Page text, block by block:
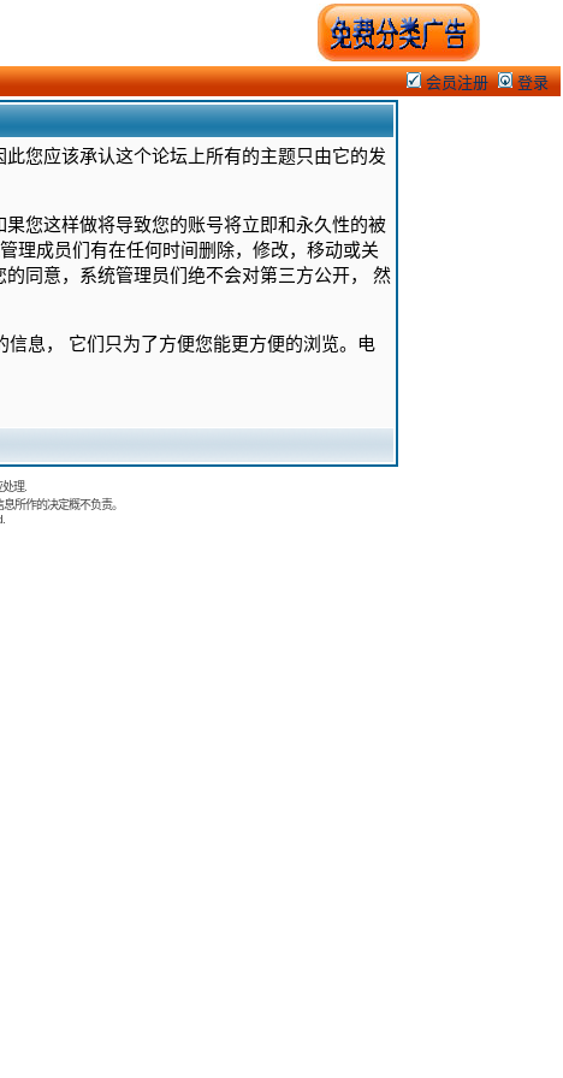
会员注册 登录
您应该承认这个论坛上所有的主题只由它的发
您这样做将导致您的账号将立即和永久性的被
理成员们有在任何时间删除，修改，移动或关
同意，系统管理员们绝不会对第三方公开， 然
息， 它们只为了方便您能更方便的浏览。电
理.
所作的决定概不负责。